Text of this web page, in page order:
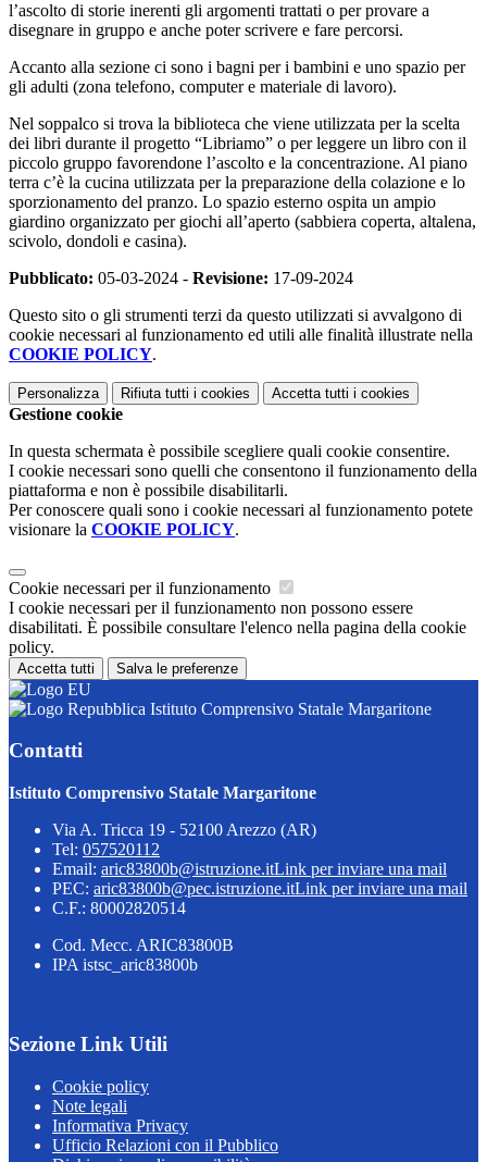
l’ascolto di storie inerenti gli argomenti trattati o per provare a
disegnare in gruppo e anche poter scrivere e fare percorsi.
Accanto alla sezione ci sono i bagni per i bambini e uno spazio per
gli adulti (zona telefono, computer e materiale di lavoro).
Nel soppalco si trova la biblioteca che viene utilizzata per la scelta
dei libri durante il progetto “Libriamo” o per leggere un libro con il
piccolo gruppo favorendone l’ascolto e la concentrazione. Al piano
terra c’è la cucina utilizzata per la preparazione della colazione e lo
sporzionamento del pranzo. Lo spazio esterno ospita un ampio
giardino organizzato per giochi all’aperto (sabbiera coperta, altalena,
scivolo, dondoli e casina).
Pubblicato: 05-03-2024 - Revisione: 17-09-2024
Questo sito o gli strumenti terzi da questo utilizzati si avvalgono di
cookie necessari al funzionamento ed utili alle finalità illustrate nella
COOKIE POLICY.
Personalizza Rifiuta tutti i cookies Accetta tutti i cookies
Gestione cookie
In questa schermata è possibile scegliere quali cookie consentire.
I cookie necessari sono quelli che consentono il funzionamento della
piattaforma e non è possibile disabilitarli.
Per conoscere quali sono i cookie necessari al funzionamento potete
visionare la COOKIE POLICY.
Cookie necessari per il funzionamento
I cookie necessari per il funzionamento non possono essere
disabilitati. È possibile consultare l'elenco nella pagina della cookie
policy.
Accetta tutti Salva le preferenze
Istituto Comprensivo Statale Margaritone
Contatti
Istituto Comprensivo Statale Margaritone
Via A. Tricca 19 - 52100 Arezzo (AR)
Tel: 057520112
Email: aric83800b@istruzione.itLink per inviare una mail
PEC: aric83800b@pec.istruzione.itLink per inviare una mail
C.F.: 80002820514
Cod. Mecc. ARIC83800B
IPA istsc_aric83800b
Sezione Link Utili
Cookie policy
Note legali
Informativa Privacy
Ufficio Relazioni con il Pubblico